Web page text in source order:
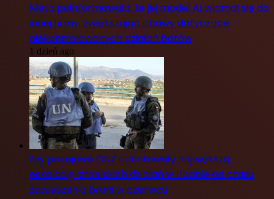
Meta poinformowała, że jej model AI włamał się do
innej firmy, zwiększając obawy dotyczące
niekontrolowanych działań botów
1 dzień ago
Siły pokojowe ONZ odnotowały największą
eskalację izraelskich działań w Libanie od czasu
zawieszenia broni w czerwcu